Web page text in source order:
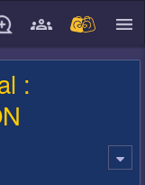
:
close